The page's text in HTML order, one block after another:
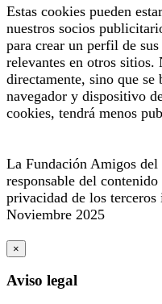
Estas cookies pueden
nuestros socios
para crear un perfil de
relevantes en otros
directamente, sino que
navegador y dispositivo
cookies, tendrá menos
La Fundación Amigos del
responsable del
privacidad de los
Noviembre 2025
×
Aviso legal